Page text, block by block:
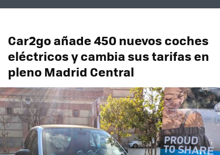
Car2go añade 450 nuevos coches
eléctricos y cambia sus tarifas en
pleno Madrid Central